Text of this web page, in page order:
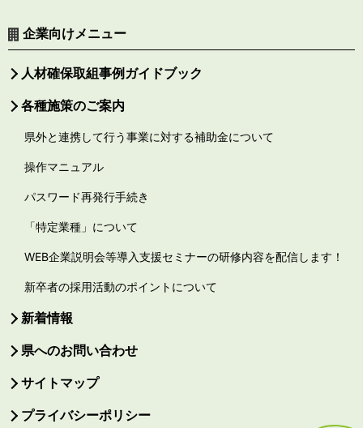
企業向けメニュー
人材確保取組事例ガイドブック
各種施策のご案内
県外と連携して行う事業に対する補助金について
操作マニュアル
パスワード再発行手続き
「特定業種」について
WEB企業説明会等導入支援セミナーの研修内容を配信します！
新卒者の採用活動のポイントについて
新着情報
県へのお問い合わせ
サイトマップ
プライバシーポリシー